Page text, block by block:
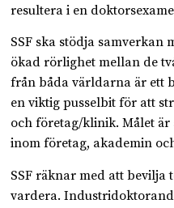
resultera i en
SSF ska stödja
ökad rörlighet mellan de
från båda världarna är ett
en viktig pusselbit för att
och företag/klinik. Målet
inom företag, akademin
SSF räknar med att
vardera.